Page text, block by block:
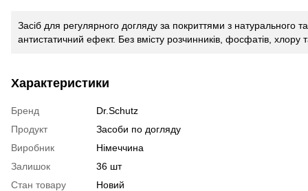
Засіб для регулярного догляду за покриттями з натурального
антистатичний ефект. Без вмісту розчинників, фосфатів,
Характеристики
Бренд
Dr.Schutz
Продукт
Засоби по догляду
Виробник
Німеччина
Залишок
36 шт
Стан товару
Новий